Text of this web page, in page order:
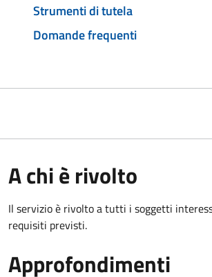
Strumenti di tutela
Domande frequenti
A chi è rivolto
Il servizio è rivolto a tutti i soggetti
requisiti previsti.
Approfondimenti